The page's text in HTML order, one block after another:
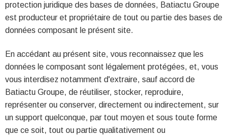
protection juridique des bases de données, Batiactu Groupe
est producteur et propriétaire de tout ou partie des bases de
données composant le présent site.
En accédant au présent site, vous reconnaissez que les
données le composant sont légalement protégées, et, vous
vous interdisez notamment d'extraire, sauf accord de
Batiactu Groupe, de réutiliser, stocker, reproduire,
représenter ou conserver, directement ou indirectement, sur
un support quelconque, par tout moyen et sous toute forme
que ce soit, tout ou partie qualitativement ou